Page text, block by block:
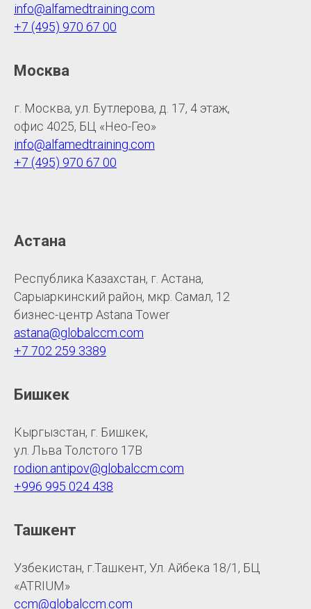
info@alfamedtraining.com
+7 (495) 970 67 00
Москва
г. Москва, ул. Бутлерова, д. 17, 4 этаж,
офис 4025, БЦ «Нео-Гео»
info@alfamedtraining.com
+7 (495) 970 67 00
Астана
Республика Казахстан, г. Астана,
Сарыаркинский район, мкр. Самал, 12
бизнес-центр Astana Tower
astana@globalccm.com
+7 702 259 3389
Бишкек
Кыргызстан, г. Бишкек,
ул. Льва Толстого 17В
rodion.antipov@globalccm.com
+996 995 024 438
Ташкент
Узбекистан, г.Ташкент, Ул. Айбека 18/1, БЦ
«ATRIUM»
ccm@globalccm.com